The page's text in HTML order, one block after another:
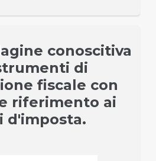
conoscitiva
di
fiscale con
riferimento ai
d'imposta.